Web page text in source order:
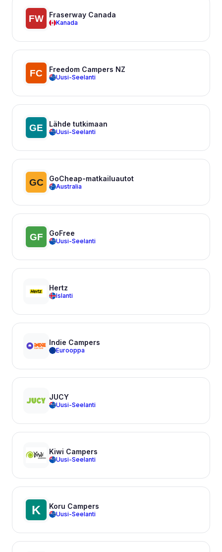
Fraserway Canada
Kanada
Freedom Campers NZ
Uusi-Seelanti
Lähde tutkimaan
Uusi-Seelanti
GoCheap-matkailuautot
Australia
GoFree
Uusi-Seelanti
Hertz
Islanti
Indie Campers
Eurooppa
JUCY
Uusi-Seelanti
Kiwi Campers
Uusi-Seelanti
Koru Campers
Uusi-Seelanti